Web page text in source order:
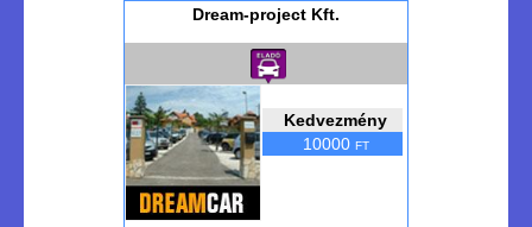
Dream-project Kft.
Kedvezmény
10000 FT